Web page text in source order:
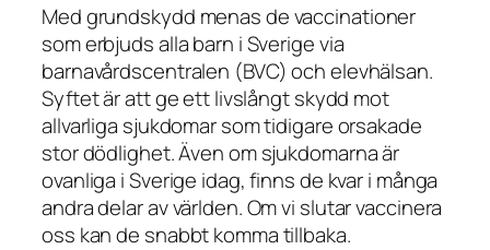
Med grundskydd menas de vaccinationer
som erbjuds alla barn i Sverige via
barnavårdscentralen (BVC) och elevhälsan.
Syftet är att ge ett livslångt skydd mot
allvarliga sjukdomar som tidigare orsakade
stor dödlighet. Även om sjukdomarna är
ovanliga i Sverige idag, finns de kvar i många
andra delar av världen. Om vi slutar vaccinera
oss kan de snabbt komma tillbaka.